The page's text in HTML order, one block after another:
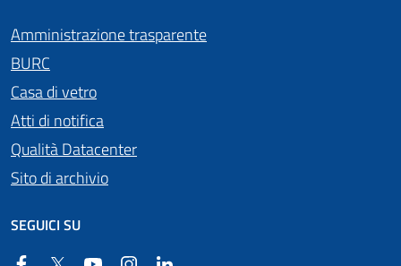
Amministrazione trasparente
BURC
Casa di vetro
Atti di notifica
Qualità Datacenter
Sito di archivio
SEGUICI SU